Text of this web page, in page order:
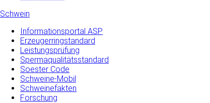
Schwein
Informationsportal ASP
Erzeugerringstandard
Leistungsprüfung
Spermaqualitätsstandard
Soester Code
Schweine-Mobil
Schweinefakten
Forschung